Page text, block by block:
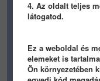
4. Az oldalt teljes
látogatod.
Ez a weboldal és
elemeket is
Ön környezetében